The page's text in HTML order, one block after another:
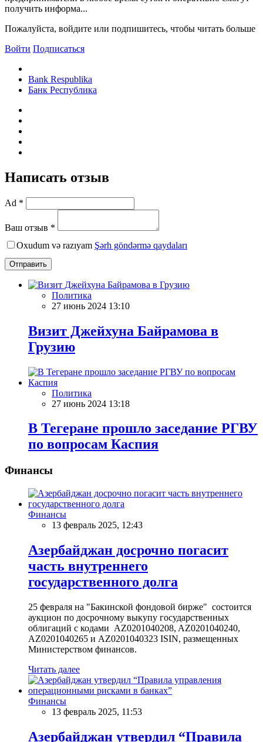
получить информа...
Пожалуйста, войдите или подпишитесь, чтобы читать больше
Войти Подписаться
Bank Respublika
Банк Республика
Написать отзыв
Ad *
Ваш отзыв *
Oxudum və razıyam Şərh göndərmə qaydaları
Отправить
Политика
27 июнь 2024 13:10
Визит Джейхуна Байрамова в
Грузию
Политика
27 июнь 2024 13:18
В Тегеране прошло заседание РГВУ
по вопросам Каспия
Финансы
Финансы
13 февраль 2025, 12:43
Азербайджан досрочно погасит
часть внутреннего
государственного долга
25 февраля на "Бакинской фондовой бирже" состоится
аукцион по досрочному выкупу государственных
облигаций с кодами AZ0201040208, AZ0201040240,
AZ0201040265 и AZ0201040323 ISIN, размещенных
Министерством финансов.
Читать далее
Финансы
13 февраль 2025, 11:53
Азербайджан утвердил “Правила